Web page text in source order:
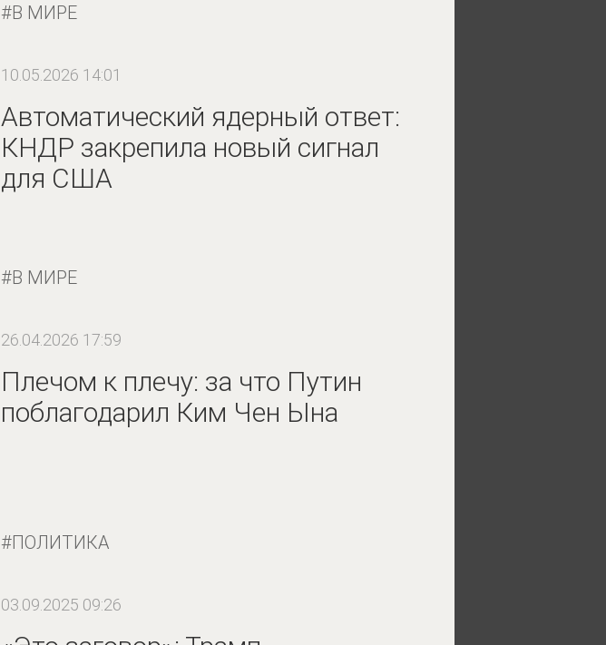
В МИРЕ
10.05.2026 14:01
Автоматический ядерный ответ:
КНДР закрепила новый сигнал
для США
В МИРЕ
26.04.2026 17:59
Плечом к плечу: за что Путин
поблагодарил Ким Чен Ына
ПОЛИТИКА
03.09.2025 09:26